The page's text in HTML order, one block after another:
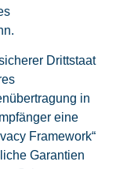
Drittstaat
in
eine
Framework“
Garantien